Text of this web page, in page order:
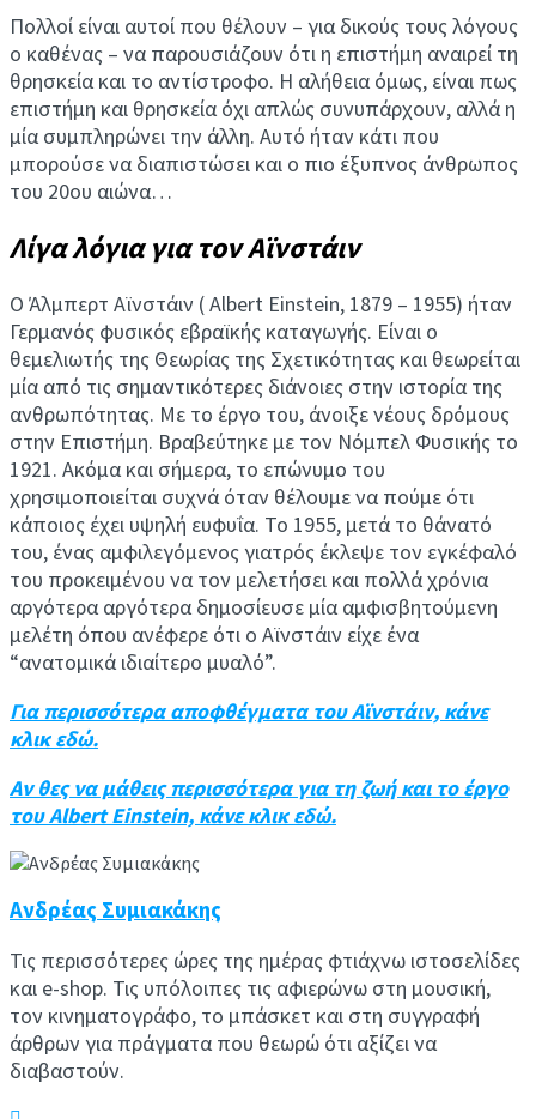
Πολλοί είναι αυτοί που θέλουν – για δικούς τους λόγους
ο καθένας – να παρουσιάζουν ότι η επιστήμη αναιρεί τη
θρησκεία και το αντίστροφο. Η αλήθεια όμως, είναι πως
επιστήμη και θρησκεία όχι απλώς συνυπάρχουν, αλλά η
μία συμπληρώνει την άλλη. Αυτό ήταν κάτι που
μπορούσε να διαπιστώσει και ο πιο έξυπνος άνθρωπος
του 20ου αιώνα…
Λίγα λόγια για τον Αϊνστάιν
Ο Άλμπερτ Αϊνστάιν ( Albert Einstein, 1879 – 1955) ήταν
Γερμανός φυσικός εβραϊκής καταγωγής. Είναι ο
θεμελιωτής της Θεωρίας της Σχετικότητας και θεωρείται
μία από τις σημαντικότερες διάνοιες στην ιστορία της
ανθρωπότητας. Με το έργο του, άνοιξε νέους δρόμους
στην Επιστήμη. Βραβεύτηκε με τον Νόμπελ Φυσικής το
1921. Ακόμα και σήμερα, το επώνυμο του
χρησιμοποιείται συχνά όταν θέλουμε να πούμε ότι
κάποιος έχει υψηλή ευφυΐα. To 1955, μετά το θάνατό
του, ένας αμφιλεγόμενος γιατρός έκλεψε τον εγκέφαλό
του προκειμένου να τον μελετήσει και πολλά χρόνια
αργότερα αργότερα δημοσίευσε μία αμφισβητούμενη
μελέτη όπου ανέφερε ότι ο Αϊνστάιν είχε ένα
“ανατομικά ιδιαίτερο μυαλό”.
Για περισσότερα αποφθέγματα του Αϊνστάιν, κάνε
κλικ εδώ.
Αν θες να μάθεις περισσότερα για τη ζωή και το έργο
του Albert Einstein, κάνε κλικ εδώ.
Ανδρέας Συμιακάκης
Τις περισσότερες ώρες της ημέρας φτιάχνω ιστοσελίδες
και e-shop. Τις υπόλοιπες τις αφιερώνω στη μουσική,
τον κινηματογράφο, το μπάσκετ και στη συγγραφή
άρθρων για πράγματα που θεωρώ ότι αξίζει να
διαβαστούν.